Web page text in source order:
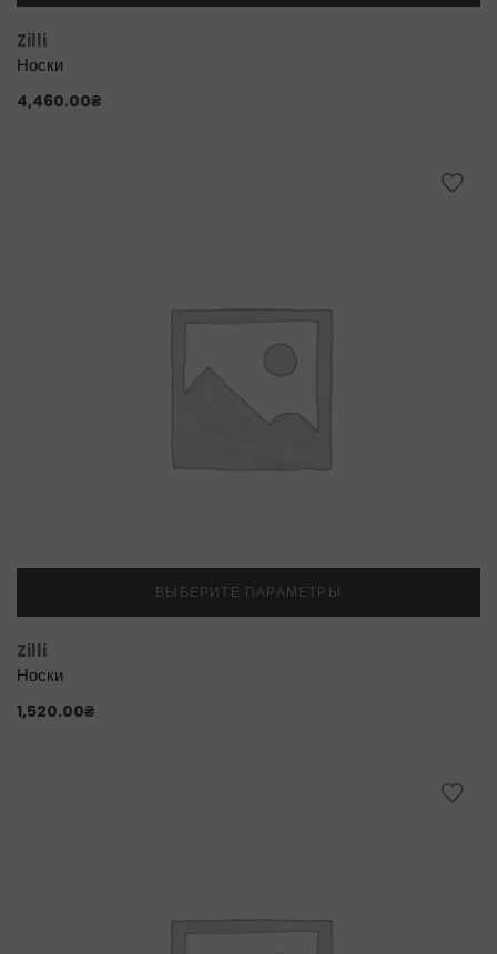
Zilli
Носки
4,460.00₴
ВЫБЕРИТЕ ПАРАМЕТРЫ
Zilli
Носки
1,520.00₴